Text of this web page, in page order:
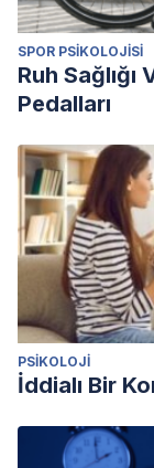
SPOR PSIKOLOJISI
Ruh
Pedalları
PSIKOLOJI
İddialı Bir